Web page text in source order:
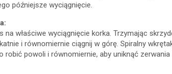
późniejsze wyciągnięcie.
na właściwe wyciągnięcie korka. Trzymając
i równomiernie ciągnij w górę. Spiralny
robić powoli i równomiernie, aby uniknąć